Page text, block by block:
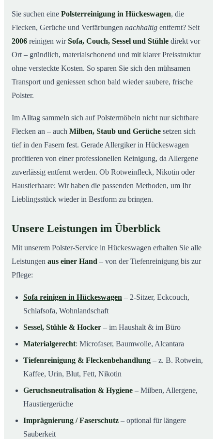
03So arbeiten wir
04Warum Mr. Cleaner in Hückeswagen?
05Polsterreinigung in Hückeswagen und Umgebung
Verwandte Leistungen (für mehr Sauberkeit im
Verbund)
09So läuft eine professionelle Polsterreinigung in
Hückeswagen ab
Sie suchen eine Polsterreinigung in Hückeswagen, die
Flecken, Gerüche und Verfärbungen nachhaltig entfernt? Seit
2006 reinigen wirSofa, Couch, Sessel und Stühle direkt vor
Ort – gründlich, materialschonend und mit klarer Preisstruktur
ohne versteckte Kosten. So sparen Sie sich den mühsamen
Transport und geniessen schon bald wieder saubere, frische
Polster.
Im Alltag sammeln sich auf Polstermöbeln nicht nur sichtbare
Flecken an – auch Milben, Staub und Gerüche setzen sich
tief in den Fasern fest. Gerade Allergiker in Hückeswagen
profitieren von einer professionellen Reinigung, da Allergene
zuverlässig entfernt werden. Ob Rotweinfleck, Nikotin oder
Haustierhaare: Wir haben die passenden Methoden, um Ihr
Lieblingsstück wieder in Bestform zu bringen.
Unsere Leistungen im Überblick
Mit unserem Polster-Service in Hückeswagen erhalten Sie alle
Leistungen aus einer Hand – von der Tiefenreinigung bis zur
Pflege:
Sofa reinigen in Hückeswagen – 2-Sitzer, Eckcouch,
Schlafsofa, Wohnlandschaft
Sessel, Stühle & Hocker – im Haushalt & im Büro
Materialgerecht: Microfaser, Baumwolle, Alcantara
Tiefenreinigung & Fleckenbehandlung – z. B. Rotwein,
Kaffee, Urin, Blut, Fett, Nikotin
Geruchsneutralisation & Hygiene – Milben, Allergene,
Haustiergerüche
Imprägnierung / Faserschutz – optional für längere
Sauberkeit